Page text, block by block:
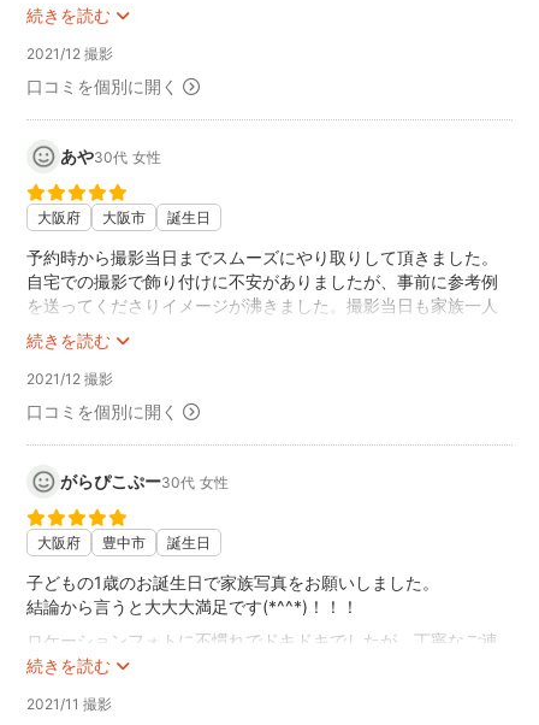
続きを読む
ました。
撮影も、終始こちらに気を遣っていただいて、3歳と1歳の2人の
子供を連れた中で思うような撮影進行ができない中でも、とて
も綺麗に写真を撮っていただきました。撮影中も楽しく、3歳の
子は短時間でとてもせっきーさんを好いていました。
機材もたくさん用意していただき、撮影スポットも事前に探し
ていただき、写真も素敵な仕上がりで、とても満足でした。
また機会があればお願いしたいと思います！
2021/12 撮影
口コミを個別に開く
あや30代 女性
大阪府 大阪市 誕生日
続きを読む
予約時から撮影当日までスムーズにやり取りして頂きました。
自宅での撮影で飾り付けに不安がありましたが、事前に参考例
を送ってくださりイメージが沸きました。撮影当日も家族一人
一人に丁寧に挨拶してくださり、印象がとてもよかったです。
撮影中、娘がぐずってしまっても明るくあやして頂きました。
動き回る娘を色んな角度から撮影してもらえて素敵な一歳の誕
生日の思い出になりました。ありがとうございました。
2021/12 撮影
口コミを個別に開く
がらぴこぷー30代 女性
大阪府 豊中市 誕生日
続きを読む
子どもの1歳のお誕生日で家族写真をお願いしました。
結論から言うと大大大満足です(*^^*)！！！
ロケーションフォトに不慣れでドキドキでしたが、丁寧なご連
絡で色々と教えてくださり、安心して撮影に臨むことができま
一度、子どもの体調不良で日程を変更していただいたのです
2021/11 撮影